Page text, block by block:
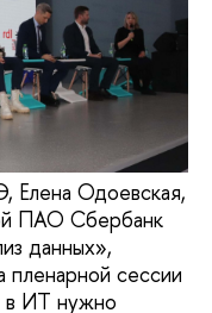
Одоевская,
ПАО Сбербанк
данных»,
сессии
в ИТ нужно